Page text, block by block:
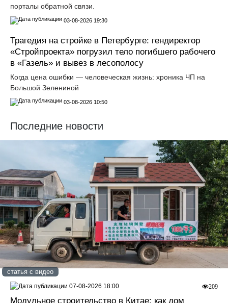
порталы обратной связи.
03-08-2026 19:30
Трагедия на стройке в Петербурге: гендиректор
«Стройпроекта» погрузил тело погибшего рабочего
в «Газель» и вывез в лесополосу
Когда цена ошибки — человеческая жизнь: хроника ЧП на
Большой Зелениной
03-08-2026 10:50
Последние новости
статья с видео
Модульное строительство в Китае: как дом
209
07-08-2026 18:00